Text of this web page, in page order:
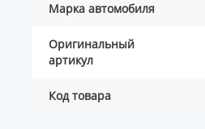
Марка автомобиля
Оригинальный
артикул
Код товара